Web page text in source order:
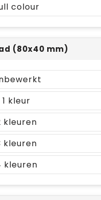
colour
(80x40 mm)
1